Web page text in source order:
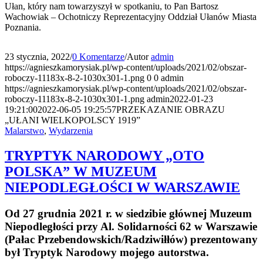
Ułan, który nam towarzyszył w spotkaniu, to Pan Bartosz
Wachowiak – Ochotniczy Reprezentacyjny Oddział Ułanów Miasta
Poznania.
23 stycznia, 2022/0 Komentarze/Autoradmin
https://agnieszkamorysiak.pl/wp-content/uploads/2021/02/obszar-
roboczy-11183x-8-2-1030x301-1.png 0 0 admin
https://agnieszkamorysiak.pl/wp-content/uploads/2021/02/obszar-
roboczy-11183x-8-2-1030x301-1.png admin2022-01-23
19:21:002022-06-05 19:25:57PRZEKAZANIE OBRAZU
„UŁANI WIELKOPOLSCY 1919”
Malarstwo, Wydarzenia
TRYPTYK NARODOWY „OTO
POLSKA” W MUZEUM
NIEPODLEGŁOŚCI W WARSZAWIE
Od 27 grudnia 2021 r. w siedzibie głównej Muzeum
Niepodległości przy Al. Solidarności 62 w Warszawie
(Pałac Przebendowskich/Radziwiłłów) prezentowany
był Tryptyk Narodowy mojego autorstwa.